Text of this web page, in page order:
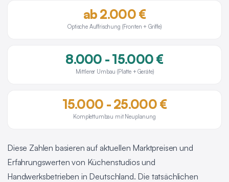
ab 2.000 €
Optische Auffrischung (Fronten + Griffe)
8.000 - 15.000 €
Mittlerer Umbau (Platte + Geräte)
15.000 - 25.000 €
Komplettumbau mit Neuplanung
Diese Zahlen basieren auf aktuellen Marktpreisen und
Erfahrungswerten von Küchenstudios und
Handwerksbetrieben in Deutschland. Die tatsächlichen